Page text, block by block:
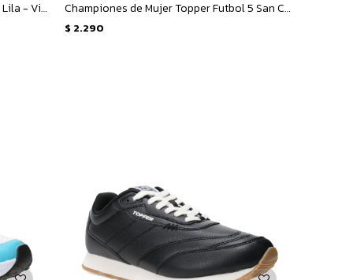
Championes de Mujer Topper Hera - Lila - Violeta Championes de Mujer Topper Futbol 5 San Ciro V Tf - Azul - Rosado
$ 2.290